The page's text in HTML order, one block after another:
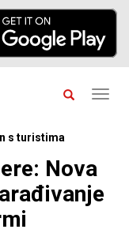
s turistima
Nova